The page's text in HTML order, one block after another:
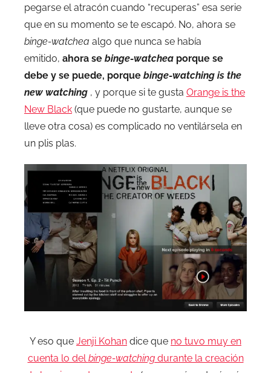
pegarse el atracón cuando “recuperas” esa serie
que en su momento se te escapó. No, ahora se
binge-watchea algo que nunca se había
emitido, ahora se binge-watchea porque se
debe y se puede, porque binge-watching is the
new watching , y porque si te gusta Orange is the
New Black (que puede no gustarte, aunque se
lleve otra cosa) es complicado no ventilársela en
un plis plas.
Y eso que Jenji Kohan dice que no tuvo muy en
cuenta lo delbinge-watchingdurante la creación